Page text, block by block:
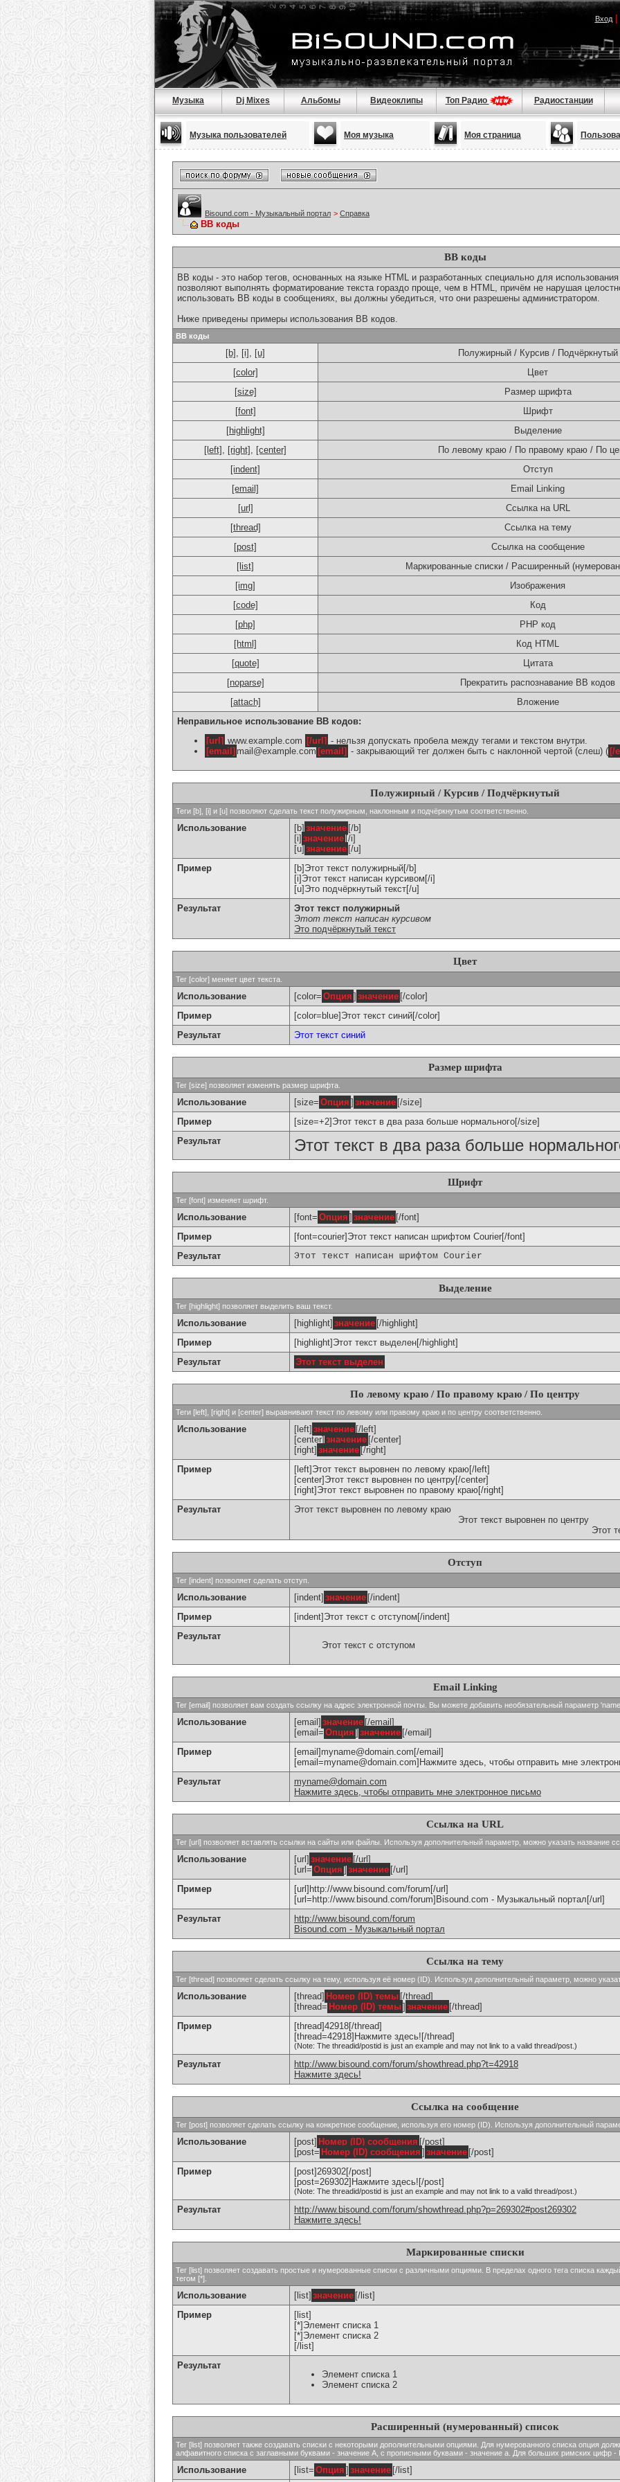
Вход|
Музыка Dj Mixes Альбомы Видеоклипы Топ Радио Радиостанции
Музыка пользователей Моя музыка Моя страница
Bisound.com - Музыкальный портал > Справка
BB коды
BB коды
BB коды - это набор тегов, основанных на языке HTML и разработанных специально для
позволяют выполнять форматирование текста гораздо проще, чем в HTML, причём не нарушая
использовать BB коды в сообщениях, вы должны убедиться, что они разрешены администратором.
Ниже приведены примеры использования BB кодов.
BB коды
[b] , [i] , [u]
Полужирный / Курсив / Подчёркнутый
[color]
Цвет
[size]
Размер шрифта
[font]
Шрифт
[highlight]
Выделение
[left] , [right] , [center]
По левому краю / По правому краю / По
[indent]
Отступ
[email]
Email Linking
[url]
Ссылка на URL
[thread]
Ссылка на тему
[post]
Ссылка на сообщение
[list]
Маркированные списки / Расширенный
[img]
Изображения
[code]
Код
[php]
PHP код
[html]
Код HTML
[quote]
Цитата
[noparse]
Прекратить распознавание BB кодов
[attach]
Вложение
Неправильное использование BB кодов:
[url] www.example.com [/url] - нельзя допускать пробела между тегами и текстом внутри.
[email] mail@example.com [email] - закрывающий тег должен быть с наклонной чертой (слеш) ( [/
Полужирный / Курсив / Подчёркнутый
Теги [b], [i] и [u] позволяют сделать текст полужирным, наклонным и подчёркнутым соответственно.
Использование [b] значение [/b]
[i] значение [/i]
[u] значение [/u]
Пример
[b]Этот текст полужирный[/b]
[i]Этот текст написан курсивом[/i]
[u]Это подчёркнутый текст[/u]
Результат
Этот текст полужирный
Этот текст написан курсивом
Это подчёркнутый текст
Цвет
Тег [color] меняет цвет текста.
Использование [color= Опция ] значение [/color]
Пример
[color=blue]Этот текст синий[/color]
Результат
Этот текст синий
Размер шрифта
Тег [size] позволяет изменять размер шрифта.
Использование [size= Опция ] значение [/size]
Пример
[size=+2]Этот текст в два раза больше нормального[/size]
Результат
Этот текст в два раза больше
Шрифт
Тег [font] изменяет шрифт.
Использование [font= Опция ] значение [/font]
Пример
[font=courier]Этот текст написан шрифтом Courier[/font]
Результат
Этот текст написан шрифтом Courier
Выделение
Тег [highlight] позволяет выделить ваш текст.
Использование [highlight] значение [/highlight]
Пример
[highlight]Этот текст выделен[/highlight]
Результат
Этот текст выделен
По левому краю / По правому краю / По центру
Теги [left], [right] и [center] выравнивают текст по левому или правому краю и по центру соответственно.
Использование [left] значение [/left]
[center] значение [/center]
[right] значение [/right]
Пример
[left]Этот текст выровнен по левому краю[/left]
[center]Этот текст выровнен по центру[/center]
[right]Этот текст выровнен по правому краю[/right]
Результат
Этот текст выровнен по левому краю
Этот текст выровнен по центру
Этот
Отступ
Тег [indent] позволяет сделать отступ.
Использование [indent] значение [/indent]
Пример
[indent]Этот текст с отступом[/indent]
Результат
Этот текст с отступом
Email Linking
Тег [email] позволяет вам создать ссылку на адрес электронной почты. Вы можете добавить необязательный параметр
Использование [email] значение [/email]
[email= Опция ] значение [/email]
Пример
[email]myname@domain.com[/email]
[email=myname@domain.com]Нажмите здесь, чтобы отправить мне
Результат
myname@domain.com
Нажмите здесь, чтобы отправить мне электронное письмо
Ссылка на URL
Тег [url] позволяет вставлять ссылки на сайты или файлы. Используя дополнительный параметр, можно указать название
Использование [url] значение [/url]
[url= Опция ] значение [/url]
Пример
[url]http://www.bisound.com/forum[/url]
[url=http://www.bisound.com/forum]Bisound.com - Музыкальный портал[/url]
Результат
http://www.bisound.com/forum
Bisound.com - Музыкальный портал
Ссылка на тему
Тег [thread] позволяет сделать ссылку на тему, используя её номер (ID). Используя дополнительный параметр, можно
Использование [thread] Номер (ID) темы [/thread]
[thread= Номер (ID) темы] значение [/thread]
Пример
[thread]42918[/thread]
[thread=42918]Нажмите здесь![/thread]
(Note: The threadid/postid is just an example and may not link to a valid thread/post.)
Результат
http://www.bisound.com/forum/showthread.php?t=42918
Нажмите здесь!
Ссылка на сообщение
Тег [post] позволяет сделать ссылку на конкретное сообщение, используя его номер (ID). Используя дополнительный
Использование [post] Номер (ID) сообщения [/post]
[post= Номер (ID) сообщения ] значение [/post]
Пример
[post]269302[/post]
[post=269302]Нажмите здесь![/post]
(Note: The threadid/postid is just an example and may not link to a valid thread/post.)
Результат
http://www.bisound.com/forum/showthread.php?p=269302#post269302
Нажмите здесь!
Маркированные списки
Тег [list] позволяет создавать простые и нумерованные списки с различными опциями. В пределах одного тега списка
тегом [*].
Использование [list] значение [/list]
Пример
[list]
[*]Элемент списка 1
[*]Элемент списка 2
[/list]
Результат
Элемент списка 1
Элемент списка 2
Расширенный (нумерованный) список
Тег [list] позволяет также создавать списки с некоторыми дополнительными опциями. Для нумерованного списка опция
алфавитного списка с заглавными буквами - значение A, с прописными буквами - значение а. Для больших римских цифр -
Использование [list= Опция ] значение [/list]